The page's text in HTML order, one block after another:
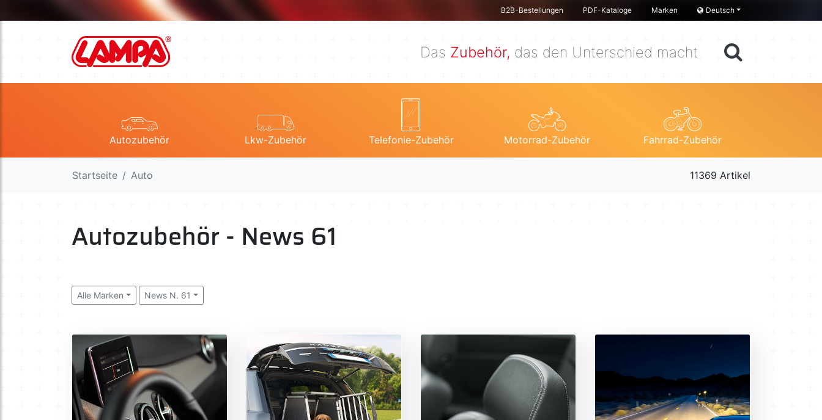
B2B-Bestellungen PDF-Kataloge Marken Deutsch
Das Zubehör, das den Unterschied macht
Autozubehör Lkw-Zubehör Telefonie-Zubehör Motorrad-Zubehör Fahrrad-Zubehör
Startseite Auto 11369 Artikel
Autozubehör - News 61
Alle Marken News N. 61